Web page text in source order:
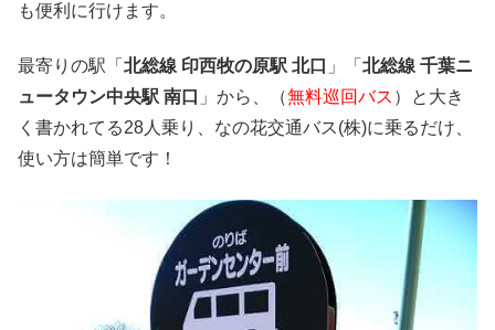
も便利に行けます。
最寄りの駅「 北総線 印西牧の原駅 北口 」「 北総線 千葉ニ
ュータウン中央駅 南口 」から、（無料巡回バス ）と大き
く書かれてる28人乗り、なの花交通バス(株)に乗るだけ、
使い方は簡単です！